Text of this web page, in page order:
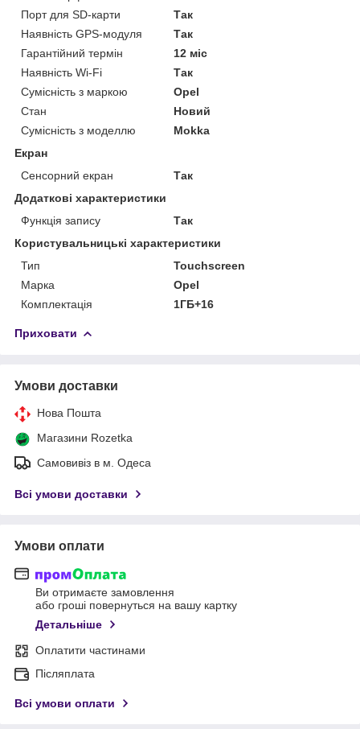
Порт для SD-карти
Так
Наявність GPS-модуля
Так
Гарантійний термін
12 міс
Наявність Wi-Fi
Так
Сумісність з маркою
Opel
Стан
Новий
Сумісність з моделлю
Mokka
Екран
Сенсорний екран
Так
Додаткові характеристики
Функція запису
Так
Користувальницькі характеристики
Тип
Touchscreen
Марка
Opel
Комплектація
1ГБ+16
Приховати
Умови доставки
Нова Пошта
Магазини Rozetka
Самовивіз в м. Одеса
Всі умови доставки
Умови оплати
Ви отримаєте замовлення
або гроші повернуться на вашу картку
Детальніше
Оплатити частинами
Післяплата
Всі умови оплати